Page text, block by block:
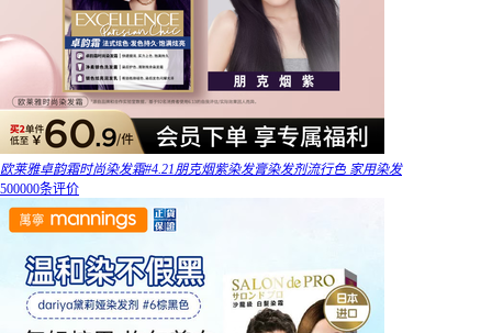
欧莱雅卓韵霜时尚染发霜#4.21朋克烟紫染发膏染发剂流行色 家用染发
500000条评价